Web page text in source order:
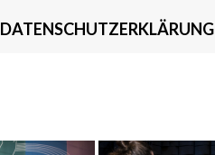
DATENSCHUTZERKLÄRUNG